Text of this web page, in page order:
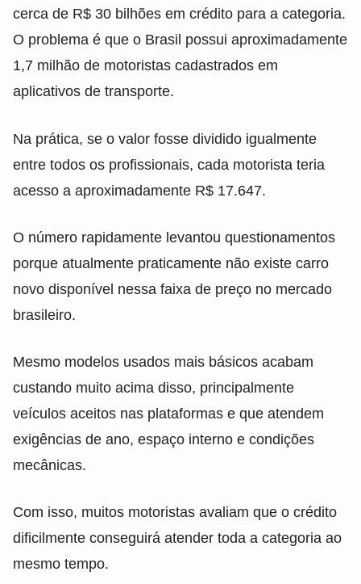
cerca de R$ 30 bilhões em crédito para a categoria.
O problema é que o Brasil possui aproximadamente
1,7 milhão de motoristas cadastrados em
aplicativos de transporte.
Na prática, se o valor fosse dividido igualmente
entre todos os profissionais, cada motorista teria
acesso a aproximadamente R$ 17.647.
O número rapidamente levantou questionamentos
porque atualmente praticamente não existe carro
novo disponível nessa faixa de preço no mercado
brasileiro.
Mesmo modelos usados mais básicos acabam
custando muito acima disso, principalmente
veículos aceitos nas plataformas e que atendem
exigências de ano, espaço interno e condições
mecânicas.
Com isso, muitos motoristas avaliam que o crédito
dificilmente conseguirá atender toda a categoria ao
mesmo tempo.